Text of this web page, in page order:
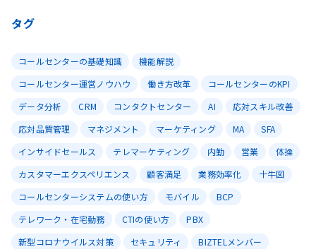
タグ
コールセンターの基礎知識
機能解説
コールセンター運営ノウハウ
働き方改革
コールセンターのKPI
データ分析
CRM コンタクトセンター AI
応対スキル改善
応対品質管理
マネジメント マーケティング MA
SFA
インサイドセールス
テレマーケティング 内勤 営業
体操
カスタマーエクスペリエンス
顧客満足 業務効率化
十牛図
コールセンターシステムの使い方
モバイル
BCP
テレワーク・在宅勤務
CTIの使い方
PBX
新型コロナウイルス対策
セキュリティ
BIZTELメンバー